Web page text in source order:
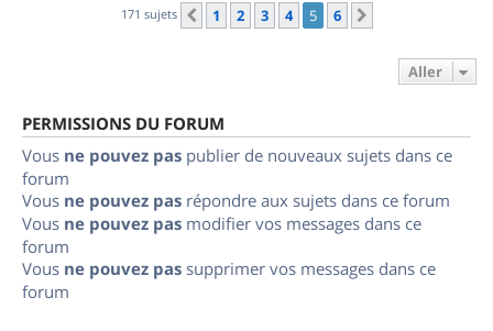
171 sujets Précédent
1 2 3 4 5 6
Aller
PERMISSIONS DU FORUM
Vous ne pouvez pas publier de nouveaux sujets dans ce
forum
Vous ne pouvez pas répondre aux sujets dans ce forum
Vous ne pouvez pas modifier vos messages dans ce
forum
Vous ne pouvez pas supprimer vos messages dans ce
forum